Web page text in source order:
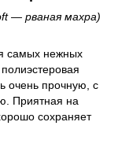
― рваная махра)
самых нежных
очень прочную, с
Приятная на
сохраняет